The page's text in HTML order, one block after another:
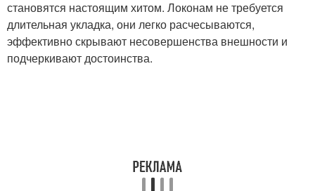
становятся настоящим хитом. Локонам не требуется
длительная укладка, они легко расчесываются,
эффективно скрывают несовершенства внешности и
подчеркивают достоинства.